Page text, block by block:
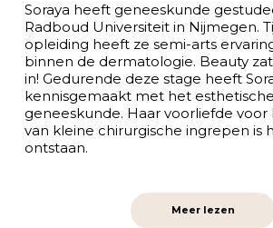
Soraya heeft geneeskunde
Radboud Universiteit in Nijmegen.
opleiding heeft ze semi-arts
binnen de dermatologie. Beauty
in! Gedurende deze stage heeft
kennisgemaakt met het
geneeskunde. Haar voorliefde
van kleine chirurgische ingrepen is
ontstaan.
Meer lezen